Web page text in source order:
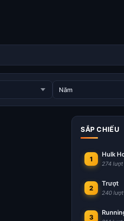
SẮP CHIẾU
1
Hulk
274 lượt
2
Trượt
240
3